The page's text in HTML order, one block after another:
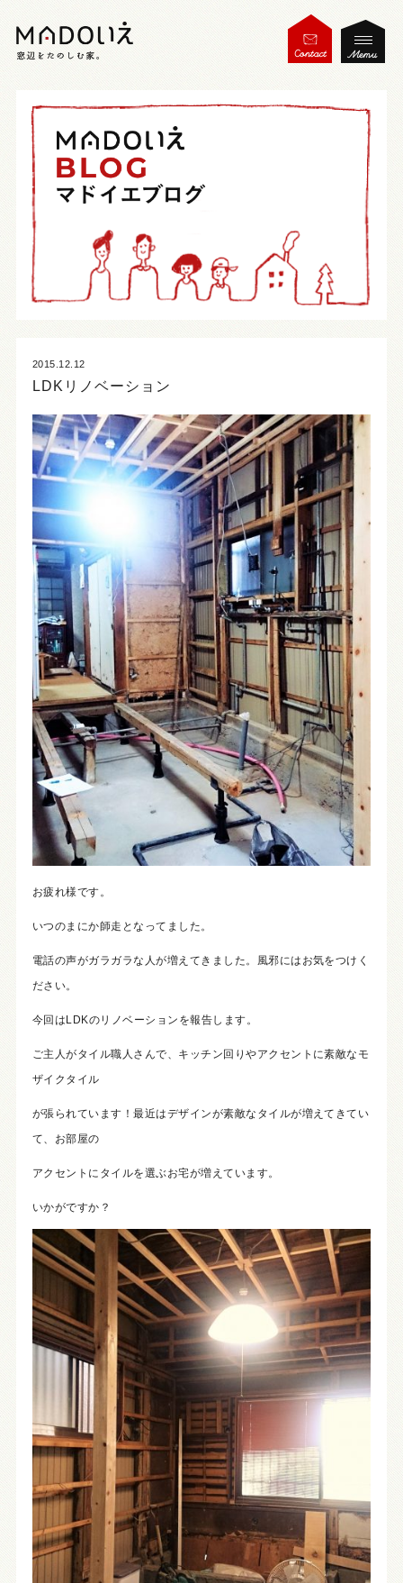
2015.12.12
LDKリノベーション
お疲れ様です。
いつのまにか師走となってました。
電話の声がガラガラな人が増えてきました。風邪にはお気をつけく
ださい。
今回はLDKのリノベーションを報告します。
ご主人がタイル職人さんで、キッチン回りやアクセントに素敵なモ
ザイクタイル
が張られています！最近はデザインが素敵なタイルが増えてきてい
て、お部屋の
アクセントにタイルを選ぶお宅が増えています。
いかがですか？